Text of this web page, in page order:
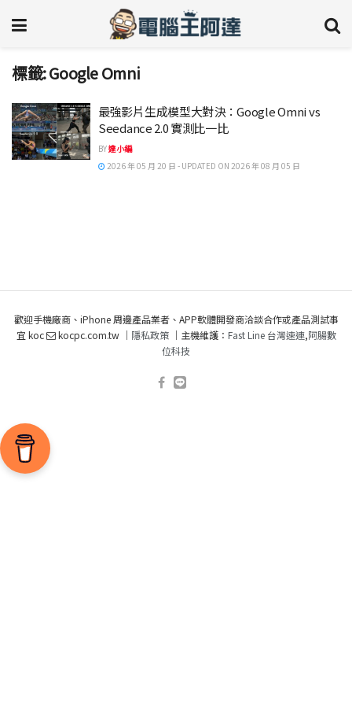
標籤:Google Omni
最強影片生成模型大對決：Google Omni vs
Seedance 2.0 實測比一比
BY達小編
2026 年 05 月 20 日 - UPDATED ON 2026 年 08 月 05 日
歡迎手機廠商、iPhone 周邊產品業者、APP軟體開發商洽談合作或產品測試事
宜 koc
kocpc.com.tw ｜ 隱私政策｜主機維護： Fast Line 台灣速連,阿腸數
位科技